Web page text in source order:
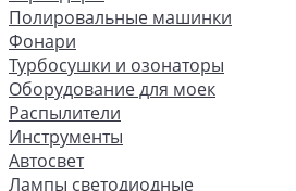
Полировальные машинки
Фонари
Турбосушки и озонаторы
Оборудование для моек
Распылители
Инструменты
Автосвет
Лампы светодиодные